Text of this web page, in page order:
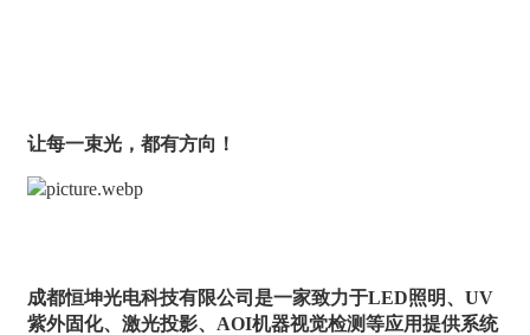
让每一束光，都有方向！
成都恒坤光电科技有限公司是一家致力于LED照明、UV
紫外固化、激光投影、AOI机器视觉检测等应用提供系统